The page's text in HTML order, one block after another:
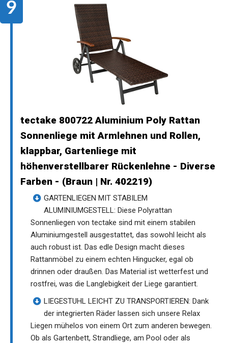
tectake 800722 Aluminium Poly Rattan
Sonnenliege mit Armlehnen und Rollen,
klappbar, Gartenliege mit
höhenverstellbarer Rückenlehne - Diverse
Farben - (Braun | Nr. 402219)
GARTENLIEGEN MIT STABILEM
ALUMINIUMGESTELL: Diese Polyrattan
Sonnenliegen von tectake sind mit einem stabilen
Aluminiumgestell ausgestattet, das sowohl leicht als
auch robust ist. Das edle Design macht dieses
Rattanmöbel zu einem echten Hingucker, egal ob
drinnen oder draußen. Das Material ist wetterfest und
rostfrei, was die Langlebigkeit der Liege garantiert.
LIEGESTUHL LEICHT ZU TRANSPORTIEREN: Dank
der integrierten Räder lassen sich unsere Relax
Liegen mühelos von einem Ort zum anderen bewegen.
Ob als Gartenbett, Strandliege, am Pool oder als